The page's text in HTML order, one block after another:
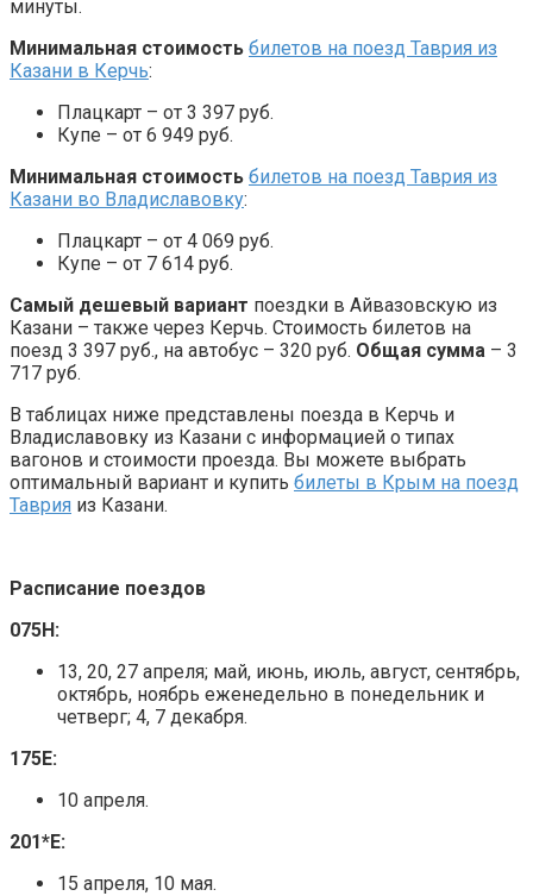
минуты.
Минимальная стоимость билетов на поезд Таврия из
Казани в Керчь:
Плацкарт – от 3 397 руб.
Купе – от 6 949 руб.
Минимальная стоимость билетов на поезд Таврия из
Казани во Владиславовку:
Плацкарт – от 4 069 руб.
Купе – от 7 614 руб.
Самый дешевый вариант поездки в Айвазовскую из
Казани – также через Керчь. Стоимость билетов на
поезд 3 397 руб., на автобус – 320 руб. Общая сумма – 3
717 руб.
В таблицах ниже представлены поезда в Керчь и
Владиславовку из Казани с информацией о типах
вагонов и стоимости проезда. Вы можете выбрать
оптимальный вариант и купить билеты в Крым на поезд
Таврия из Казани.
Расписание поездов
075Н:
13, 20, 27 апреля; май, июнь, июль, август, сентябрь,
октябрь, ноябрь еженедельно в понедельник и
четверг; 4, 7 декабря.
175Е:
10 апреля.
201*Е:
15 апреля, 10 мая.